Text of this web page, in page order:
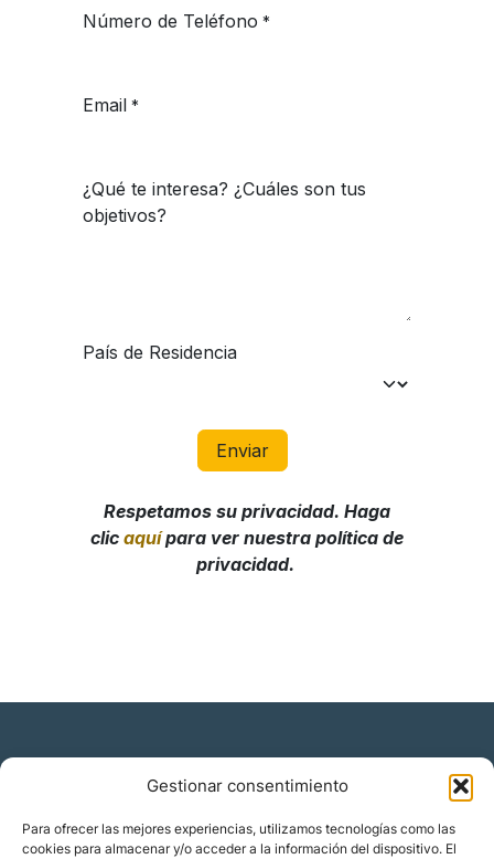
Gestionar consentimiento
Para ofrecer las mejores experiencias, utilizamos tecnologías como las
cookies para almacenar y/o acceder a la información del dispositivo. El
Residencia y ciudadanía
Migración corporativa